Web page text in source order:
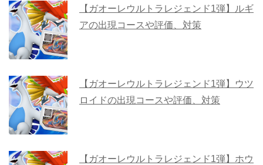
【ガオーレウルトラレジェンド1弾】ルギ
アの出現コースや評価、対策
【ガオーレウルトラレジェンド1弾】ウツ
ロイドの出現コースや評価、対策
【ガオーレウルトラレジェンド1弾】ホウ